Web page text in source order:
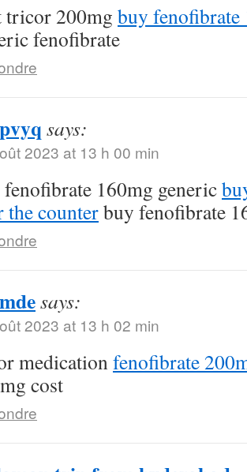
tricor 200mg buy fenofibrate
fenofibrate
says:
2023 at 13 h 00 min
160mg generic
the counterbuy fenofibrate
says:
2023 at 13 h 02 min
medicationfenofibrate
cost